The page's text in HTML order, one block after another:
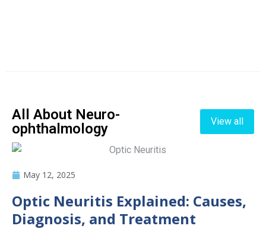
All About Neuro-
ophthalmology
View all
May 12, 2025
Optic Neuritis Explained: Causes,
Diagnosis, and Treatment